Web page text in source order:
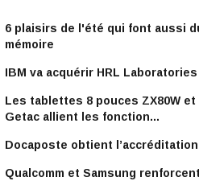
6 plaisirs de l'été qui font aussi
mémoire
IBM va acquérir HRL Laboratories
Les tablettes 8 pouces ZX80W et
Getac allient les fonction...
Docaposte obtient l’accréditation
Qualcomm et Samsung